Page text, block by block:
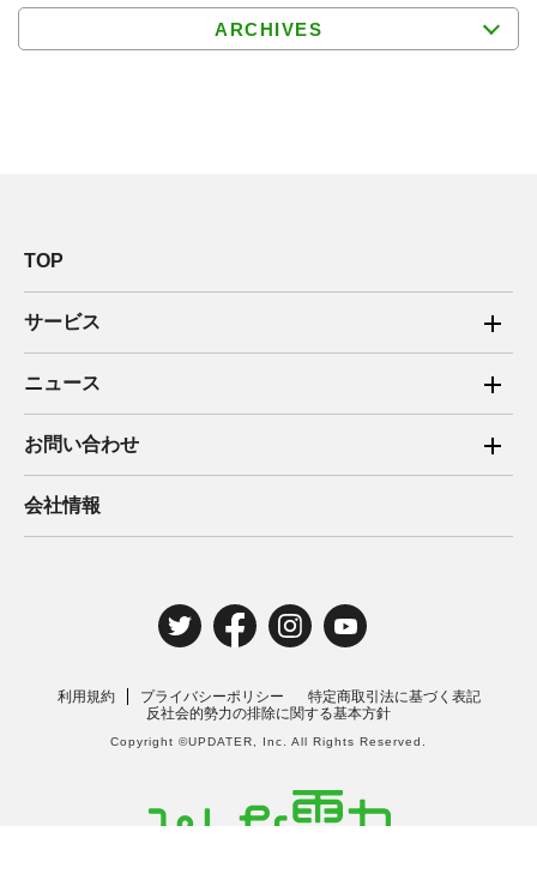
ARCHIVES
TOP
サービス
ご家庭向け電力サービス
法人向け脱炭素サービス
住宅用太陽光売電 卒FIT
ニュース
2025年
2024年
2019年
お問い合わせ
ご家庭向け電力サービス・卒FIT電気の売電
法人向け脱炭素サービス・新電力向けサービス
電気工事のお申込み
会社情報
利用規約 プライバシーポリシー
特定商取引法に基づく表記
反社会的勢力の排除に関する基本方針
Copyright ©UPDATER, Inc. All Rights Reserved.